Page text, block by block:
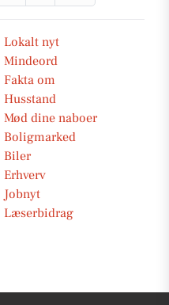
Lokalt nyt
Mindeord
Fakta om
Husstand
Mød dine naboer
Boligmarked
Biler
Erhverv
Jobnyt
Læserbidrag